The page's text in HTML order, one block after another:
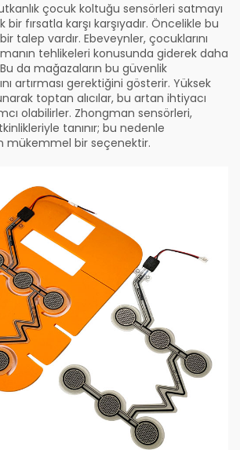
çocuk koltuğu sensörleri satmayı
fırsatla karşı karşıyadır. Öncelikle bu
talep vardır. Ebeveynler, çocuklarını
tehlikeleri konusunda giderek daha
da mağazaların bu güvenlik
artırması gerektiğini gösterir. Yüksek
toptan alıcılar, bu artan ihtiyacı
olabilirler. Zhongman sensörleri,
tanınır; bu nedenle
mükemmel bir seçenektir.